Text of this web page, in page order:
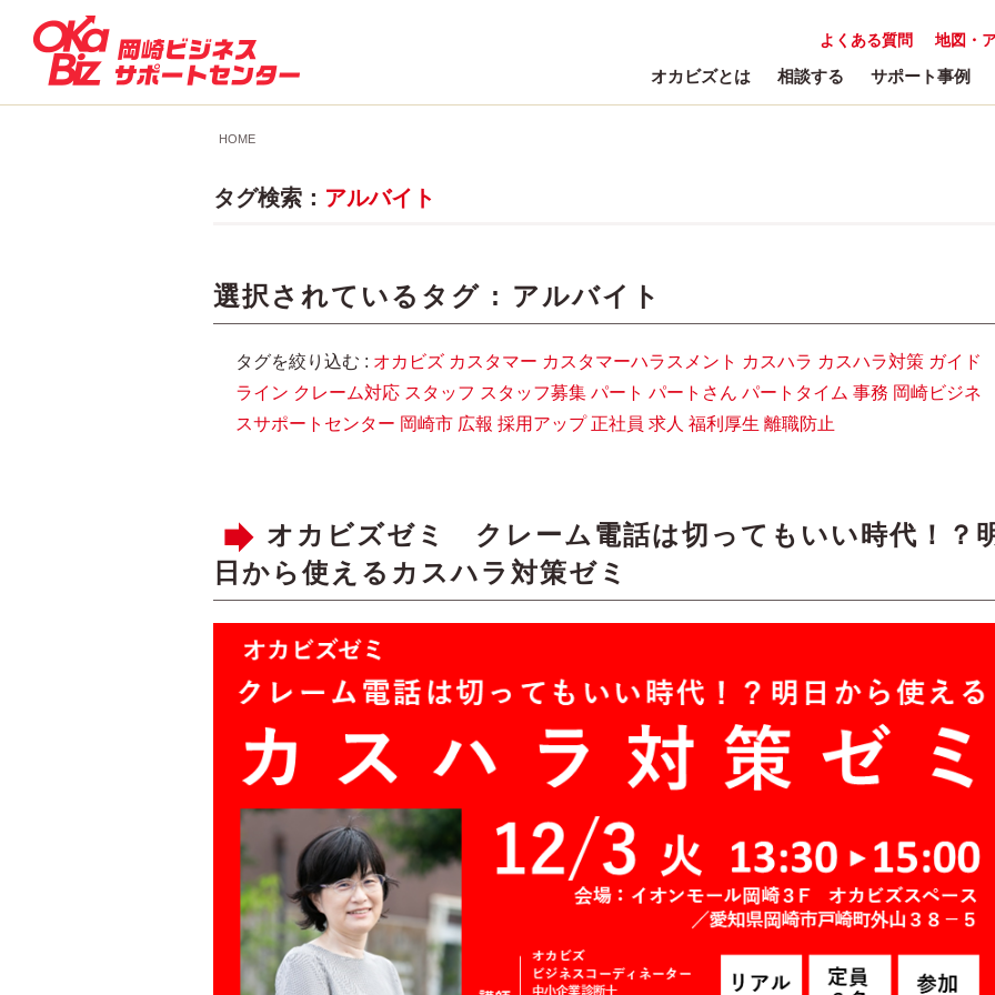
地図・
よくある質問
オカビズとは 相談する サポート事例
HOME
タグ検索： アルバイト
選択されているタグ : アルバイト
タグを絞り込む : オカビズ カスタマー カスタマーハラスメント カスハラ カスハラ対策 ガイド
ライン クレーム対応 スタッフ スタッフ募集 パート パートさん パートタイム 事務 岡崎ビジネ
スサポートセンター 岡崎市 広報 採用アップ 正社員 求人 福利厚生 離職防止
オカビズゼミ クレーム電話は切ってもいい時代！？
日から使えるカスハラ対策ゼミ